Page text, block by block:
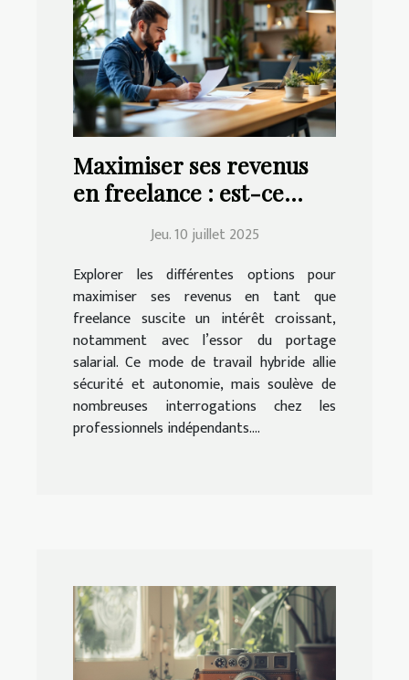
Maximiser ses revenus
en freelance : est-ce
salarial ?Jeu. 10 juillet 2025
Explorer les différentes options pour
maximiser ses revenus en tant que
freelance suscite un intérêt croissant,
notamment avec l’essor du portage
salarial. Ce mode de travail hybride allie
sécurité et autonomie, mais soulève de
nombreuses interrogations chez les
professionnels indépendants....